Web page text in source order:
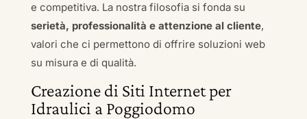
e competitiva. La nostra filosofia si fonda su
serietà, professionalità e attenzione al cliente,
valori che ci permettono di offrire soluzioni web
su misura e di qualità.
Creazione di Siti Internet per
Idraulici a Poggiodomo